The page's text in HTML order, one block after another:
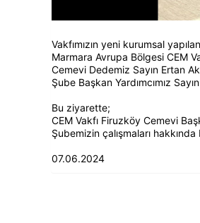
Vakfımızın yeni kurumsal
Marmara Avrupa Bölgesi CEM
Cemevi Dedemiz Sayın Ertan
Şube Başkan Yardımcımız
Bu ziyarette;
CEM Vakfı Firuzköy Cemevi
Şubemizin çalışmaları hakkında
07.06.2024